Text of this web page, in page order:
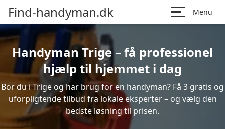
Find-handyman.dk Menu
Handyman Trige – få professionel
hjælp til hjemmet i dag
Bor du i Trige og har brug for en handyman? Få 3 gratis og
uforpligtende tilbud fra lokale eksperter – og vælg den
bedste løsning til prisen.